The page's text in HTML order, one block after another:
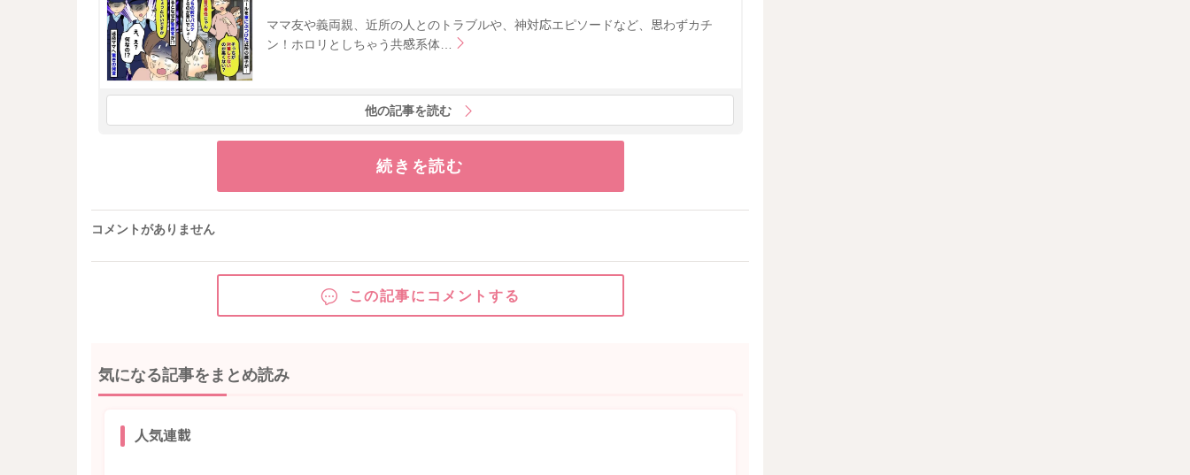
ママ友や義両親、近所の人とのトラブルや、神対応エピソードなど、思わずカチ
ン！ホロリとしちゃう共感系体…
他の記事を読む
続きを読む
コメントがありません
この記事にコメントする
気になる記事をまとめ読み
人気連載